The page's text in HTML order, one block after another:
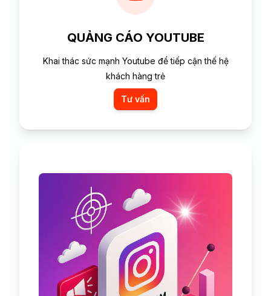
QUẢNG CÁO YOUTUBE
Khai thác sức mạnh Youtube để tiếp cận thế hệ
khách hàng trẻ
Tư vấn